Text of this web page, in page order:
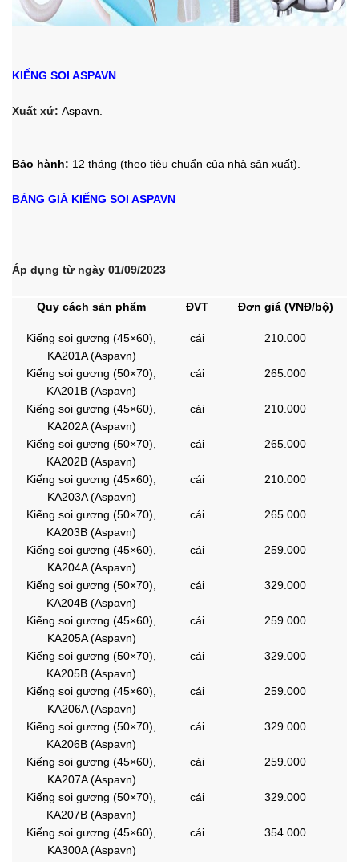
KIẾNG SOI ASPAVN
Xuất xứ: Aspavn.
Bảo hành: 12 tháng (theo tiêu chuẩn của nhà sản xuất).
BẢNG GIÁ KIẾNG SOI ASPAVN
Áp dụng từ ngày 01/09/2023
Quy cách sản phẩm ĐVT Đơn giá (VNĐ/bộ)
Kiếng soi gương (45×60),
KA201A (Aspavn)
cái 210.000
Kiếng soi gương (50×70),
KA201B (Aspavn)
cái 265.000
Kiếng soi gương (45×60),
KA202A (Aspavn)
cái 210.000
Kiếng soi gương (50×70),
KA202B (Aspavn)
cái 265.000
Kiếng soi gương (45×60),
KA203A (Aspavn)
cái 210.000
Kiếng soi gương (50×70),
KA203B (Aspavn)
cái 265.000
Kiếng soi gương (45×60),
KA204A (Aspavn)
cái 259.000
Kiếng soi gương (50×70),
KA204B (Aspavn)
cái 329.000
Kiếng soi gương (45×60),
KA205A (Aspavn)
cái 259.000
Kiếng soi gương (50×70),
KA205B (Aspavn)
cái 329.000
Kiếng soi gương (45×60),
KA206A (Aspavn)
cái 259.000
Kiếng soi gương (50×70),
KA206B (Aspavn)
cái 329.000
Kiếng soi gương (45×60),
KA207A (Aspavn)
cái 259.000
Kiếng soi gương (50×70),
KA207B (Aspavn)
cái 329.000
Kiếng soi gương (45×60),
KA300A (Aspavn)
cái 354.000